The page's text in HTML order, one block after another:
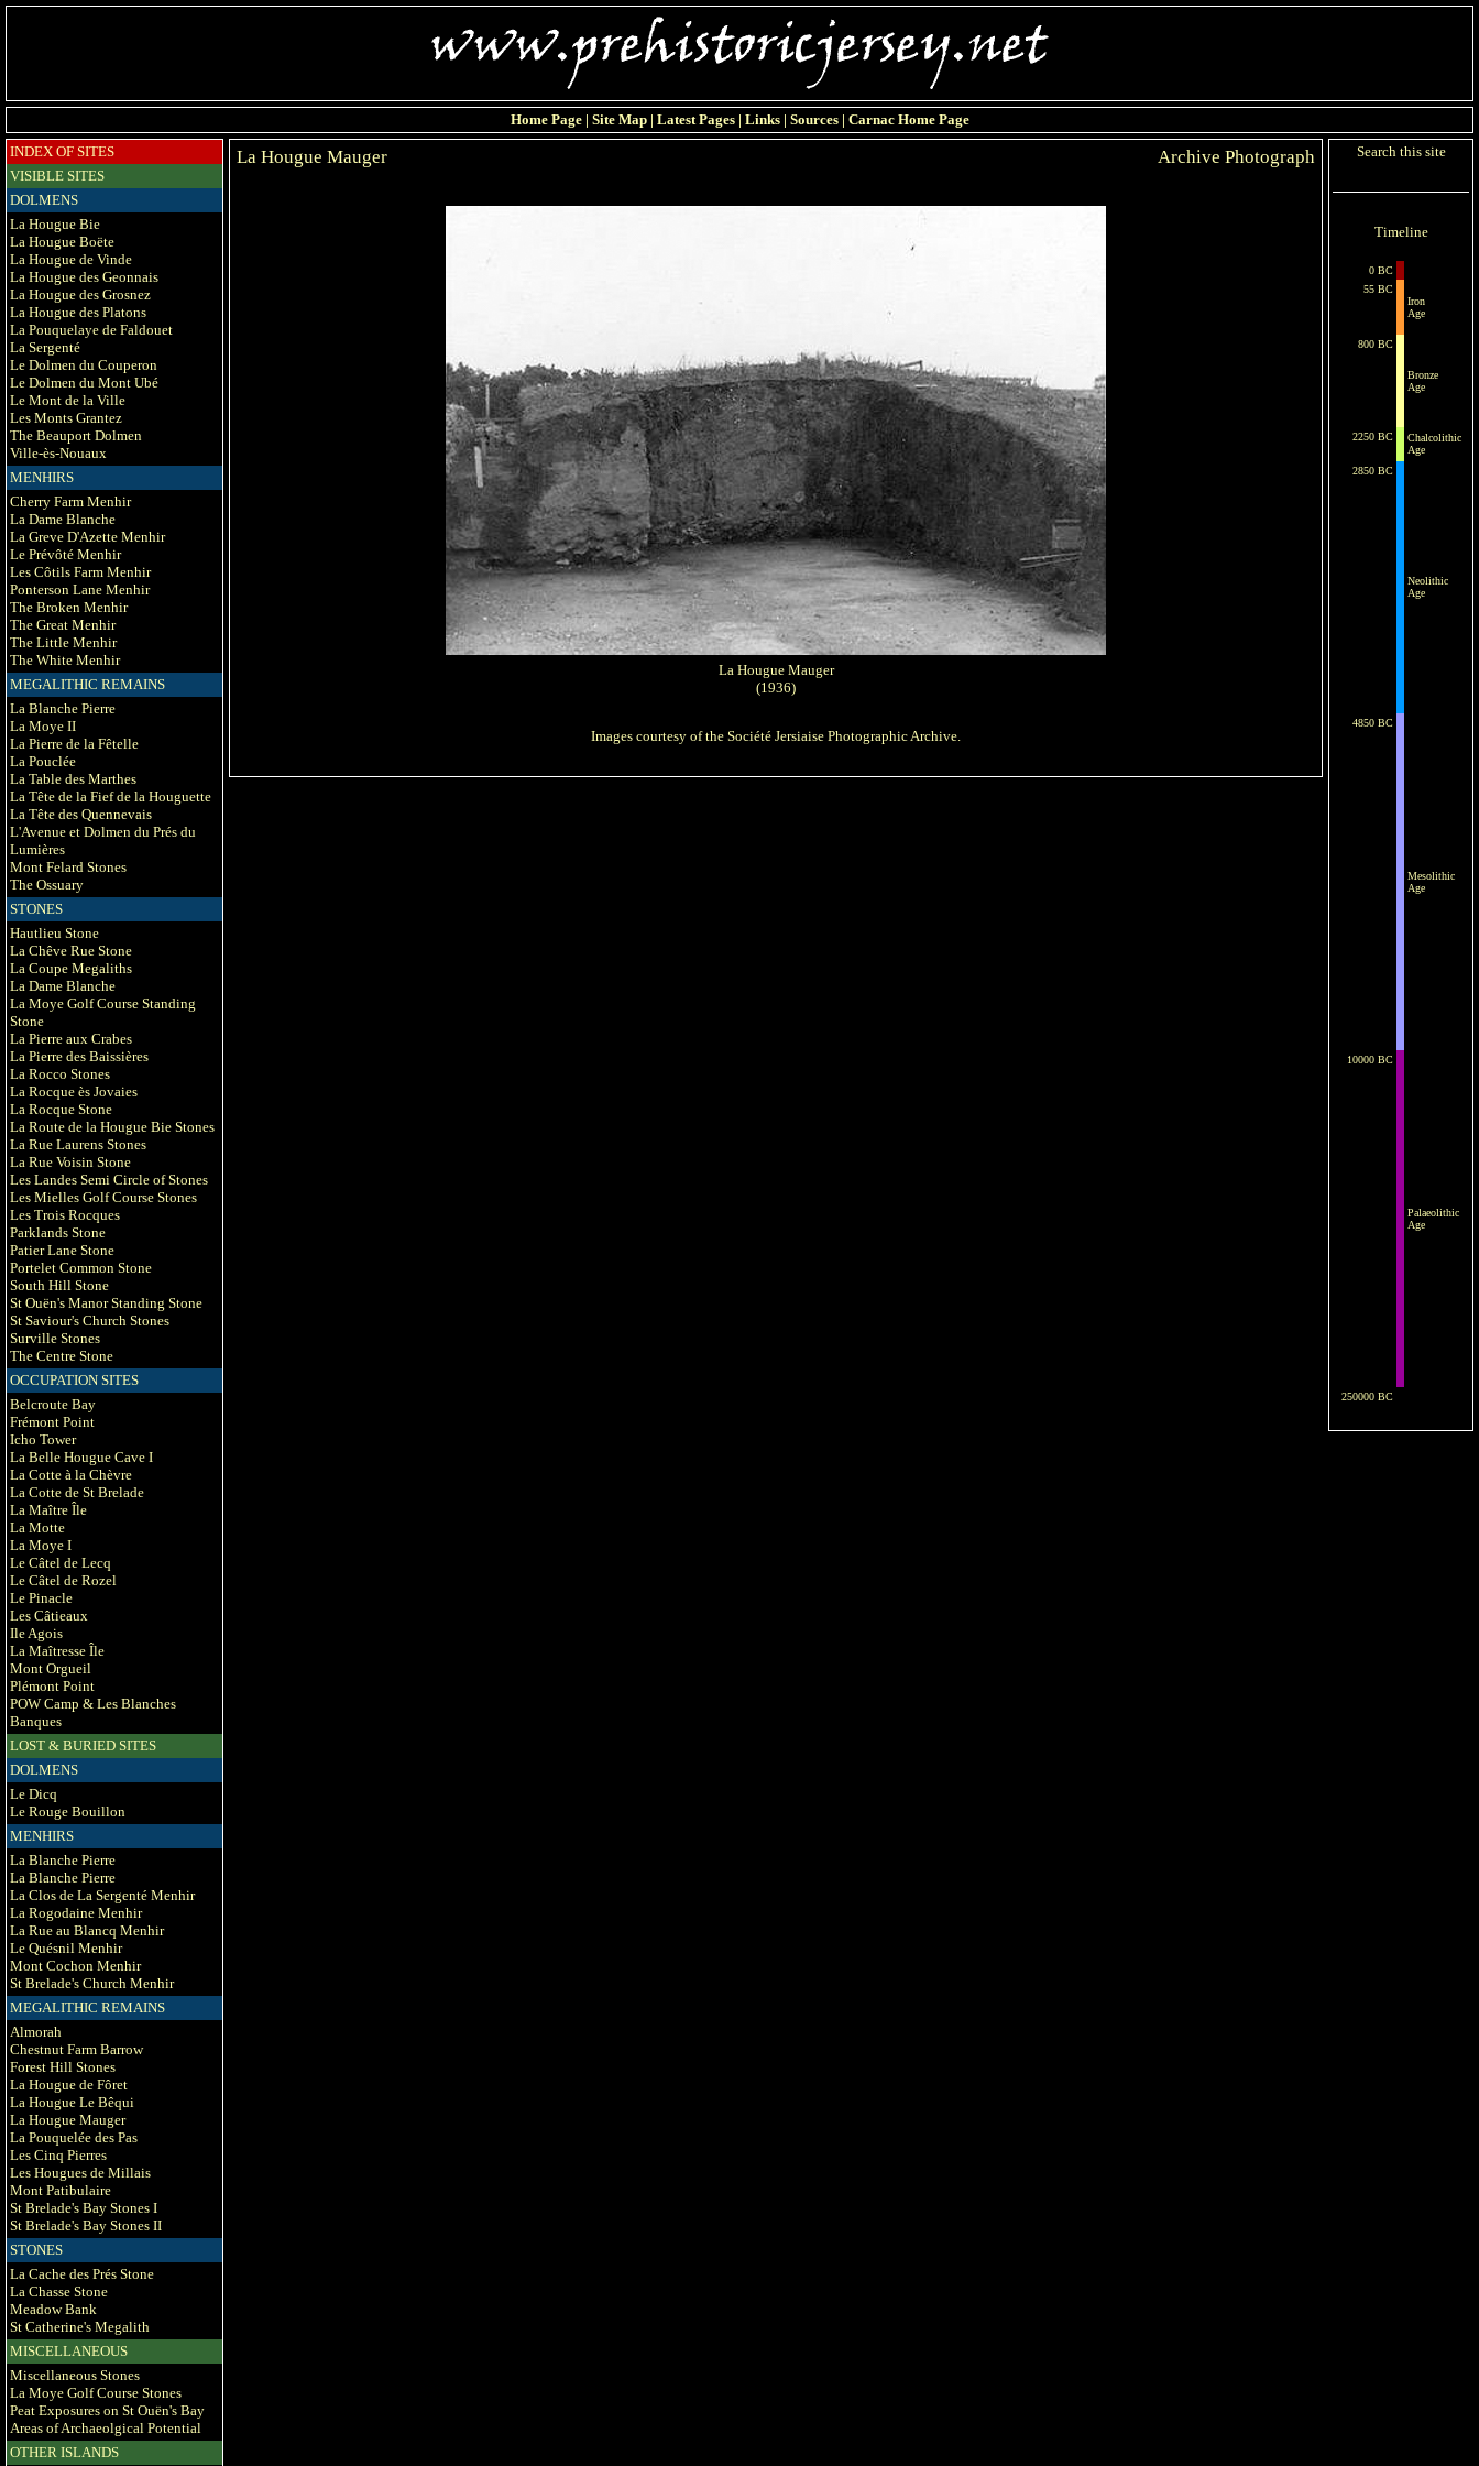
Home Page| Site Map| Latest Pages| Links| Sources| Carnac Home Page
INDEX OF SITES
VISIBLE SITES
DOLMENS
La Hougue Bie
La Hougue Boëte
La Hougue de Vinde
La Hougue des Geonnais
La Hougue des Grosnez
La Hougue des Platons
La Pouquelaye de Faldouet
La Sergenté
Le Dolmen du Couperon
Le Dolmen du Mont Ubé
Le Mont de la Ville
Les Monts Grantez
The Beauport Dolmen
Ville-ès-Nouaux
MENHIRS
Cherry Farm Menhir
La Dame Blanche
La Greve D'Azette Menhir
Le Prévôté Menhir
Les Côtils Farm Menhir
Ponterson Lane Menhir
The Broken Menhir
The Great Menhir
The Little Menhir
The White Menhir
MEGALITHIC REMAINS
La Blanche Pierre
La Moye II
La Pierre de la Fêtelle
La Pouclée
La Table des Marthes
La Tête de la Fief de la Houguette
La Tête des Quennevais
L'Avenue et Dolmen du Prés du
Lumières
Mont Felard Stones
The Ossuary
STONES
Hautlieu Stone
La Chêve Rue Stone
La Coupe Megaliths
La Dame Blanche
La Moye Golf Course Standing
Stone
La Pierre aux Crabes
La Pierre des Baissières
La Rocco Stones
La Rocque ès Jovaies
La Rocque Stone
La Route de la Hougue Bie Stones
La Rue Laurens Stones
La Rue Voisin Stone
Les Landes Semi Circle of Stones
Les Mielles Golf Course Stones
Les Trois Rocques
Parklands Stone
Patier Lane Stone
Portelet Common Stone
South Hill Stone
St Ouën's Manor Standing Stone
St Saviour's Church Stones
Surville Stones
The Centre Stone
OCCUPATION SITES
Belcroute Bay
Frémont Point
Icho Tower
La Belle Hougue Cave I
La Cotte à la Chèvre
La Cotte de St Brelade
La Maître Île
La Motte
La Moye I
Le Câtel de Lecq
Le Câtel de Rozel
Le Pinacle
Les Câtieaux
Ile Agois
La Maîtresse Île
Mont Orgueil
Plémont Point
POW Camp & Les Blanches
Banques
LOST & BURIED SITES
DOLMENS
Le Dicq
Le Rouge Bouillon
MENHIRS
La Blanche Pierre
La Blanche Pierre
La Clos de La Sergenté Menhir
La Rogodaine Menhir
La Rue au Blancq Menhir
Le Quésnil Menhir
Mont Cochon Menhir
St Brelade's Church Menhir
MEGALITHIC REMAINS
Almorah
Chestnut Farm Barrow
Forest Hill Stones
La Hougue de Fôret
La Hougue Le Bêqui
La Hougue Mauger
La Pouquelée des Pas
Les Cinq Pierres
Les Hougues de Millais
Mont Patibulaire
St Brelade's Bay Stones I
St Brelade's Bay Stones II
STONES
La Cache des Prés Stone
La Chasse Stone
Meadow Bank
St Catherine's Megalith
MISCELLANEOUS
Miscellaneous Stones
La Moye Golf Course Stones
Peat Exposures on St Ouën's Bay
Areas of Archaeolgical Potential
OTHER ISLANDS
La Hougue Mauger Archive Photograph
La Hougue Mauger
(1936)
Images courtesy of the Société Jersiaise Photographic Archive.
Search this site
Timeline
0 BC
55 BC
Iron
Age
800 BC
Bronze
Age
2250 BC
Chalcolithic
Age
2850 BC
Neolithic
Age
4850 BC
Mesolithic
Age
10000 BC
Palaeolithic
Age
250000 BC